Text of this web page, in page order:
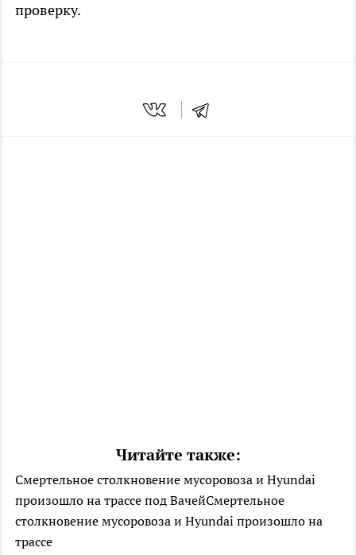
проверку.
Читайте также:
Смертельное столкновение мусоровоза и Hyundai
произошло на трассе под ВачейСмертельное
столкновение мусоровоза и Hyundai произошло на
трассе